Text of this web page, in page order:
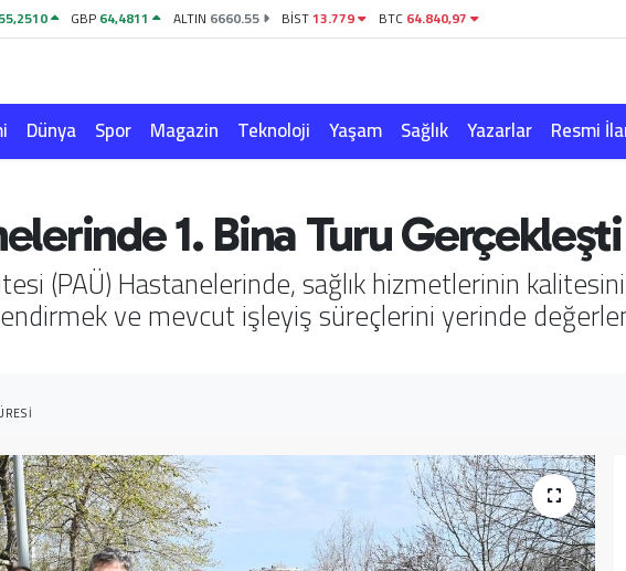
GBP64,4811 ALTIN 6660.55 BİST13.779 BTC64.840,97
Dünya Spor Magazin Teknoloji Yaşam Sağlık Yazarlar Resmi
1. Bina Turu Gerçekleşti
(PAÜ) Hastanelerinde, sağlık hizmetlerinin
ve mevcut işleyiş süreçlerini yerinde